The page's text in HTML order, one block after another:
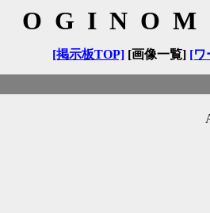
[掲示板TOP][画像一覧] [ワ